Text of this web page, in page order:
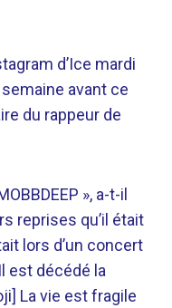
d’Ice mardi
avant ce
du rappeur de
», a-t-il
reprises qu’il était
lors d’un concert
est décédé la
La vie est fragile